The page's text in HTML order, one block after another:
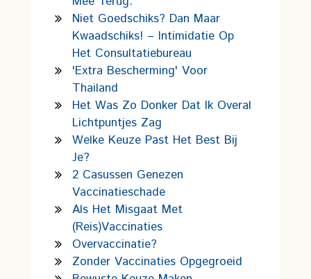
Niet Goedschiks? Dan Maar
Kwaadschiks! – Intimidatie Op
Het Consultatiebureau
'Extra Bescherming' Voor
Thailand
Het Was Zo Donker Dat Ik Overal
Lichtpuntjes Zag
Welke Keuze Past Het Best Bij
Je?
2 Casussen Genezen
Vaccinatieschade
Als Het Misgaat Met
(reis)vaccinaties
Overvaccinatie?
Zonder Vaccinaties Opgegroeid